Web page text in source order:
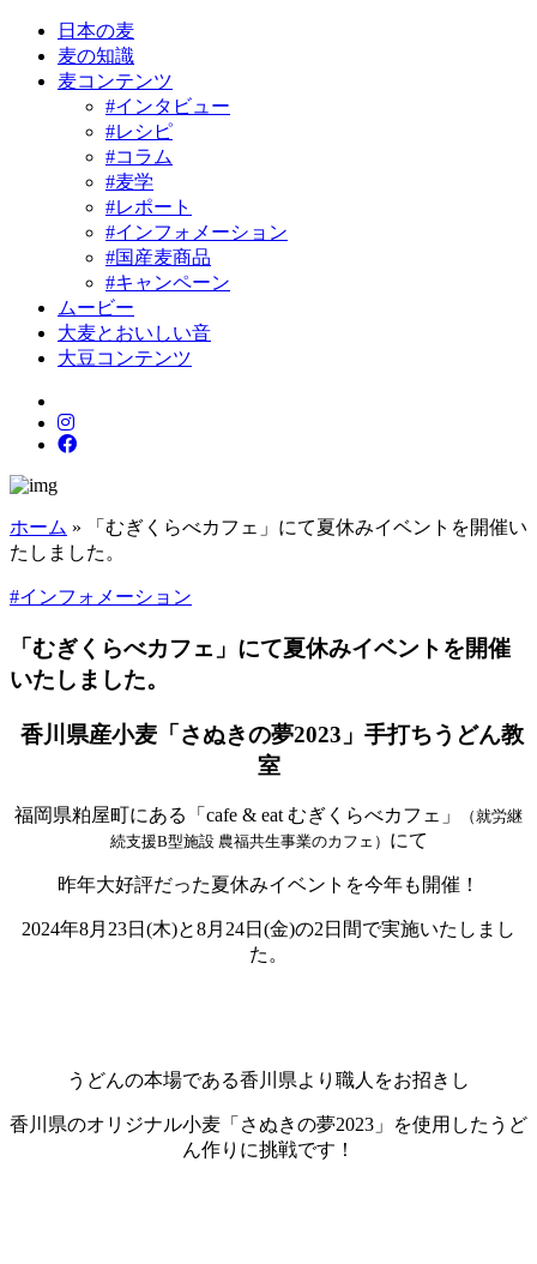
日本の麦
麦の知識
麦コンテンツ
#インタビュー
#レシピ
#コラム
#麦学
#レポート
#インフォメーション
#国産麦商品
#キャンペーン
ムービー
大麦とおいしい音
大豆コンテンツ
ホーム »
「むぎくらべカフェ」にて夏休みイベントを開催い
たしました。
#インフォメーション
「むぎくらべカフェ」にて夏休みイベントを開催
いたしました。
香川県産小麦「さぬきの夢2023」手打ちうどん教
室
福岡県粕屋町にある「cafe & eat むぎくらべカフェ」
（就労継
続支援B型施設 農福共生事業のカフェ） にて
昨年大好評だった夏休みイベントを今年も開催！
2024年8月23日(木)と8月24日(金)の2日間で実施いたしまし
た。
うどんの本場である香川県より職人をお招きし
香川県のオリジナル小麦「さぬきの夢2023」を使用したうど
ん作りに挑戦です！